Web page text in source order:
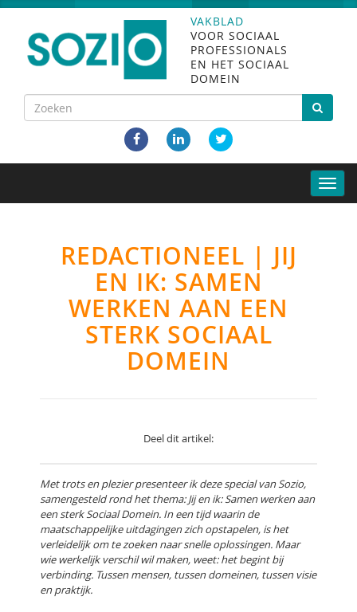
VAKBLAD
VOOR SOCIAAL
PROFESSIONALS
EN HET SOCIAAL
DOMEIN
Toggle
REDACTIONEEL | JIJ
EN IK: SAMEN
WERKEN AAN EEN
STERK SOCIAAL
DOMEIN
Deel dit artikel:
Met trots en plezier presenteer ik deze special van Sozio,
samengesteld rond het thema: Jij en ik: Samen werken aan
een sterk Sociaal Domein. In een tijd waarin de
maatschappelijke uitdagingen zich opstapelen, is het
verleidelijk om te zoeken naar snelle oplossingen. Maar
wie werkelijk verschil wil maken, weet: het begint bij
verbinding. Tussen mensen, tussen domeinen, tussen visie
en praktijk.